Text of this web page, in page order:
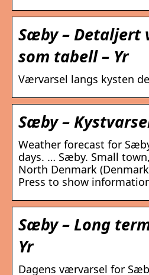
Sæby – Detaljert
som tabell – Yr
Værvarsel langs kysten
Sæby –
Weather forecast for
days. … Sæby. Small
North Denmark
Press to show
Sæby – Long
Yr
Dagens værvarsel for